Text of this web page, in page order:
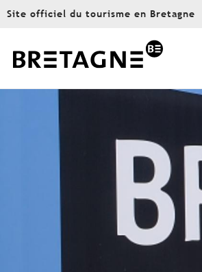
Aller
principal
Site officiel du tourisme en Bretagne